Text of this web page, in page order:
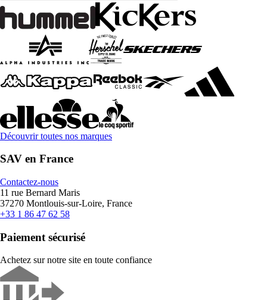
Découvrir toutes nos marques
SAV en France
Contactez-nous
11 rue Bernard Maris
37270 Montlouis-sur-Loire, France
+33 1 86 47 62 58
Paiement sécurisé
Achetez sur notre site en toute confiance